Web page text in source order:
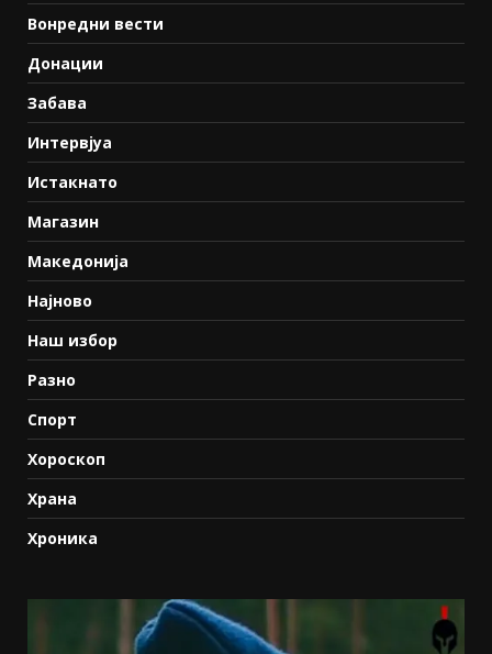
Вонредни вести
Донации
Забава
Интервјуа
Истакнато
Магазин
Македонија
Најново
Наш избор
Разно
Спорт
Хороскоп
Храна
Хроника